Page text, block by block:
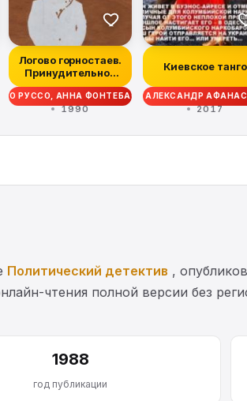
Логово горностаев.
Принудительное
поселение
РУССО, АННА ФОНТЕБАССО
1990
Киевское танго
АЛЕКСАНДР
2017
Политический детектив ,
чтения полной версии без
1988
год публикации